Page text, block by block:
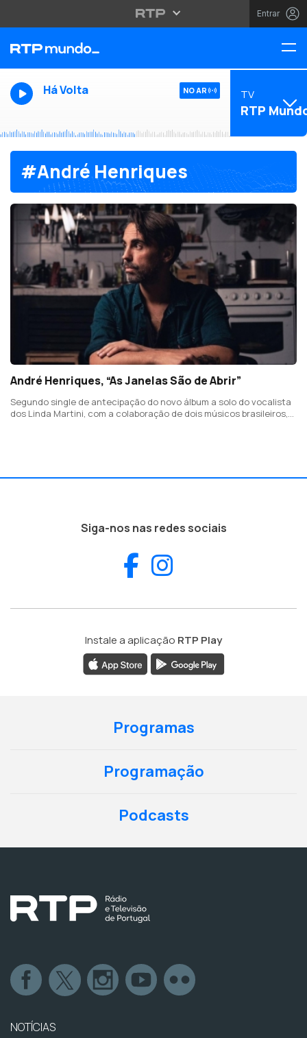
Entrar
Há Volta NO AR TV
RTP
#André Henriques
André Henriques, “As Janelas São de Abrir”
Segundo single de antecipação do novo álbum a solo do vocalista
dos Linda Martini, com a colaboração de dois músicos brasileiros,
Siga-nos nas redes sociais
Facebook
Instale a aplicação RTP Play
Programas
Programação
Podcasts
NOTÍCIAS